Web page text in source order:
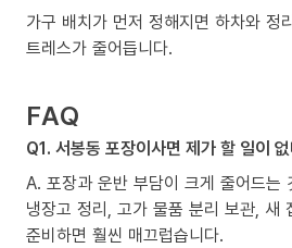
가구 배치가 먼저 정해지면 하차와 정
트레스가 줄어듭니다.
FAQ
Q1. 서봉동 포장이사면 제가 할 일이
A. 포장과 운반 부담이 크게 줄어드는
냉장고 정리, 고가 물품 분리 보관, 새
준비하면 훨씬 매끄럽습니다.